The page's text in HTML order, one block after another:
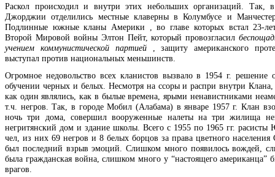
Раскол происходил и внутри этих небольших организаций. Так, в
Джорджии отделились местные клаверны в Колумбусе и
Подлинные южные кланы Америки , во главе которых встал 23-
Второй Мировой войны Элтон Пейт, который провозгласил
учением коммунистической партией, защиту американского
выступал против национальных меньшинств.
Огромное недовольство всех кланистов вызвало в 1954 г. решение
обучении черных и белых. Несмотря на ссоры и распри внутри
как один являлись, как в былые времена, ярыми ненавистниками
т.ч. негров. Так, в городе Мобил (Алабама) в январе 1957 г. Клан
ночь три дома, совершил вооруженные налеты на три жилища
негритянский дом и здание школы. Всего с 1955 по 1965 гг. расисты
чел, из них 69 негров и 8 белых борцов за права цветного
был последний взрыв эмоций. Слишком много появилось вождей,
была гражданская война, слишком много у “настоящего американца”
врагов.